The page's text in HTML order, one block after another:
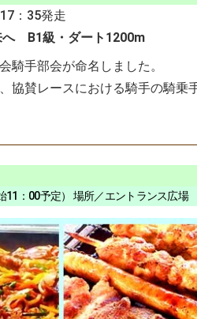
：35発走
B1級・ダート1200m
手部会が命名しました。
賛レースにおける騎手の騎乗
：00予定） 場所／エントランス広場